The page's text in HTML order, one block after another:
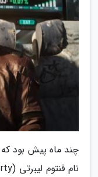
چند ماه پیش بود که